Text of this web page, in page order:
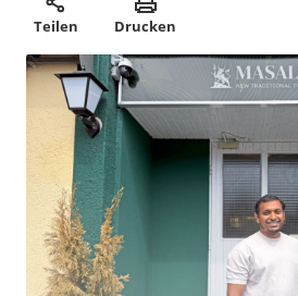
Teilen Drucken